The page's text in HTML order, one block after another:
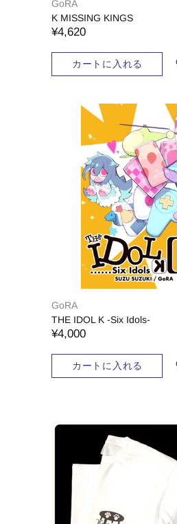
GoRA
K MISSING KINGS
¥4,620
カートに入れる
GoRA
THE IDOL K -Six Idols-
¥4,000
カートに入れる